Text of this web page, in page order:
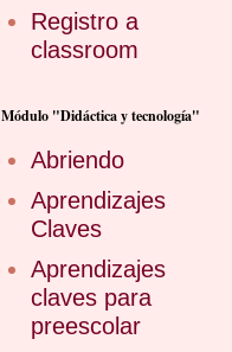
Registro a
classroom
Módulo "Didáctica y tecnología"
Abriendo
Aprendizajes
Claves
Aprendizajes
claves para
preescolar